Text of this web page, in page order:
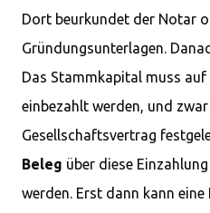
Dort beurkundet der Notar
Gründungsunterlagen.
Das Stammkapital muss auf
einbezahlt werden, und
Gesellschaftsvertrag
Beleg über diese
werden. Erst dann kann eine